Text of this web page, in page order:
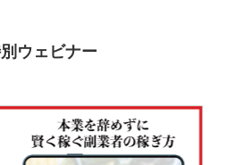
ウェビナー